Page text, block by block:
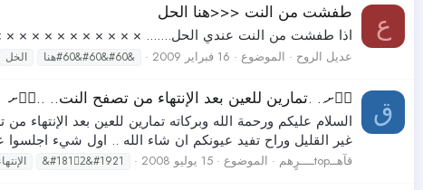
ع طفشت من النت <<<هنا الحل
اذا طفشت من النت عندي الحل....... × × × × × × × × × ×
عديل الروح الموضوع 16 فبراير 2009 &#60&#60&#60هنا الخل
ق ܔْށ.. .تمارين للعين بعد الإنتهاء من تصفح النت.. ..ܔْށ
السلام عليكم ورحمة الله وبركاته تمارين للعين بعد
غير القليل وراح تفيد عيونكم ان شاء الله .. اول شيء
قآهــtopــــرٍهم الموضوع 15 يوليو 2008 &#1812ْ&#1921